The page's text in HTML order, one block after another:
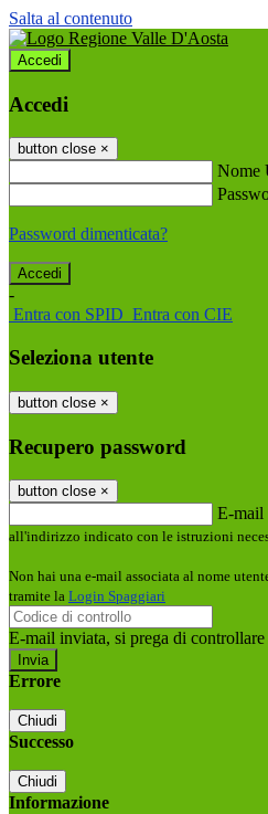
Salta al contenuto
Accedi
Accedi
button close ×
Nome
Password dimenticata?
-
Entra con SPID Entra con CIE
Seleziona utente
button close ×
Recupero password
button close ×
E-mail
all'indirizzo indicato con le istruzioni
Non hai una e-mail associata al nome
tramite la Login Spaggiari
E-mail inviata, si prega di
Errore
Chiudi
Successo
Chiudi
Informazione